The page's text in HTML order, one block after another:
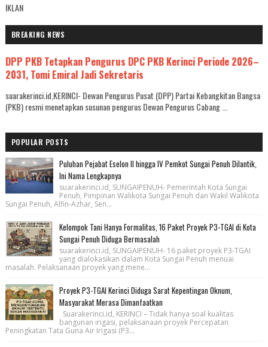
IKLAN
BREAKING NEWS
DPP PKB Tetapkan Pengurus DPC PKB Kerinci Periode 2026–
2031, Tomi Emiral Jadi Sekretaris
suarakerinci.id,KERINCI- Dewan Pengurus Pusat (DPP) Partai Kebangkitan Bangsa
(PKB) resmi menetapkan susunan pengurus Dewan Pengurus Cabang ...
POPULAR POSTS
Puluhan Pejabat Eselon II hingga IV Pemkot Sungai Penuh Dilantik,
Ini Nama Lengkapnya
suarakerinci.id, SUNGAIPENUH- Pemerintah Kota Sungai
Penuh, Pimpinan Walikota Sungai Penuh dan Wakil Walikota
Sungai Penuh, Alfin-Azhar, Sen...
Kelompok Tani Hanya Formalitas, 16 Paket Proyek P3-TGAI di Kota
Sungai Penuh Diduga Bermasalah
suarakerinci.id, SUNGAIPENUH- 16 paket proyek P3-TGAI
yang dialokasikan dalam Kota Sungai Penuh menuai
masalah. Pelaksanaan proyek yang mene...
Proyek P3-TGAI Kerinci Diduga Sarat Kepentingan Oknum,
Masyarakat Merasa Dimanfaatkan
Suarakerinci.id, KERINCI – Tidak hanya soal kualitas
bangunan irigasi, pelaksanaan proyek Percepatan
Peningkatan Tata Guna Air Irigasi (P3...